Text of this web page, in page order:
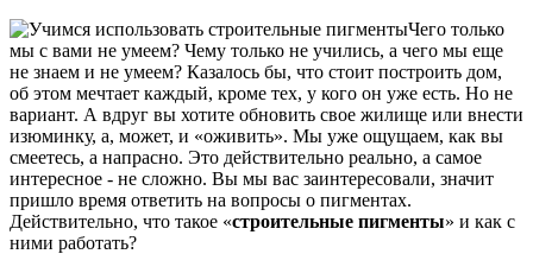
Чего только
мы с вами не умеем? Чему только не учились, а чего мы еще
не знаем и не умеем? Казалось бы, что стоит построить дом,
об этом мечтает каждый, кроме тех, у кого он уже есть. Но не
вариант. А вдруг вы хотите обновить свое жилище или внести
изюминку, а, может, и «оживить». Мы уже ощущаем, как вы
смеетесь, а напрасно. Это действительно реально, а самое
интересное - не сложно. Вы мы вас заинтересовали, значит
пришло время ответить на вопросы о пигментах.
Действительно, что такое «строительные пигменты» и как с
ними работать?